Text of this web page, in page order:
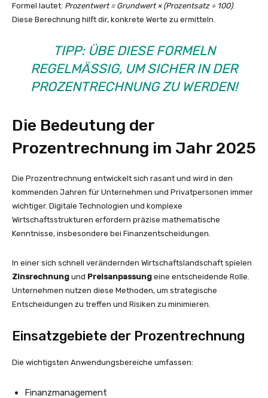
Formel lautet: Prozentwert = Grundwert × (Prozentsatz ÷ 100).
Diese Berechnung hilft dir, konkrete Werte zu ermitteln.
TIPP: ÜBE DIESE FORMELN
REGELMÄSSIG, UM SICHER IN DER P
ROZENTRECHNUNG ZU WERDEN!
Die Bedeutung der
Prozentrechnung im Jahr 2025
Die Prozentrechnung entwickelt sich rasant und wird in den
kommenden Jahren für Unternehmen und Privatpersonen immer
wichtiger. Digitale Technologien und komplexe
Wirtschaftsstrukturen erfordern präzise mathematische
Kenntnisse, insbesondere bei Finanzentscheidungen.
In einer sich schnell verändernden Wirtschaftslandschaft spielen
Zinsrechnung und Preisanpassung eine entscheidende Rolle.
Unternehmen nutzen diese Methoden, um strategische
Entscheidungen zu treffen und Risiken zu minimieren.
Einsatzgebiete der Prozentrechnung
Die wichtigsten Anwendungsbereiche umfassen:
Finanzmanagement